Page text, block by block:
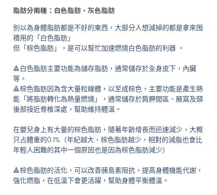
脂肪分兩種：白色脂肪、灰色脂肪
別以為身體脂肪都是不好的東西，大部分人想減掉的都是拿來囤
積用的「白色脂肪」
但「棕色脂肪」，是可以幫忙加速燃燒白色脂肪的利器 。
🔺白色脂肪主要功能為儲存脂肪，通常儲存於全身皮下，內臟
等。
🔺棕色脂肪因為含大量粒線體，以至成棕色，主要功能是產生熱
能「將脂肪轉化為熱量燃燒」，通常儲存於肩胛間區、腋窩及頸
後部接近脊椎深處，幫助維持體溫。
在嬰兒身上有大量的棕色脂肪，隨著年齡增長而迅速減少，大概
只占體重的0.1%（年紀越大，棕色脂肪越少，相對的減脂也會比
年輕人困難的其中一個原因也是因為棕色脂肪減少）
🔺棕色脂肪的活化，可以改善胰島素阻抗，提高身體機能代謝，
強化燃脂，在低溫下會更活躍，幫助身體平衡體溫。